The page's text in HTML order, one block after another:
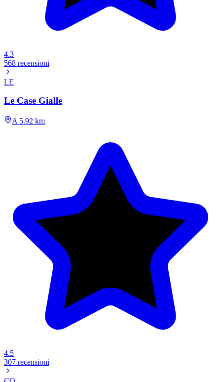
4.3
568 recensioni
LE
Le Case Gialle
A 5.92 km
4.5
307 recensioni